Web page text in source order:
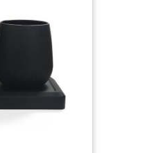
foyers modernes 5
débit doux pour le
pression puissante
Le système de
calibré assure un
le gaspillage
1 an En cas de
nous sommes là
à l'excellence des